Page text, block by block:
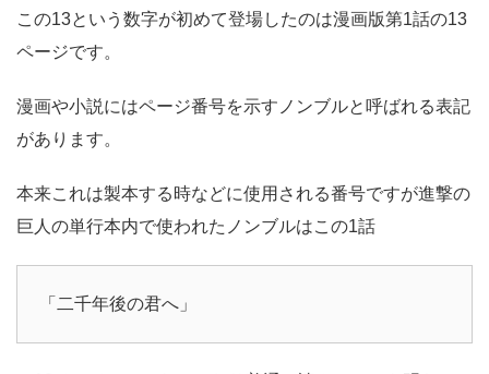
この13という数字が初めて登場したのは漫画版第1話の13
ページです。
漫画や小説にはページ番号を示すノンブルと呼ばれる表記
があります。
本来これは製本する時などに使用される番号ですが進撃の
巨人の単行本内で使われたノンブルはこの1話
「二千年後の君へ」